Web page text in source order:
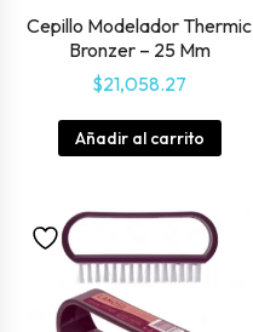
Cepillo Modelador Thermic
Bronzer – 25 Mm
$21,058.27
Añadir al carrito